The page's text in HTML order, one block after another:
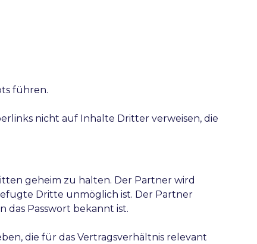
führen.
nicht auf Inhalte Dritter verweisen, die
geheim zu halten. Der Partner wird
Dritte unmöglich ist. Der Partner
Passwort bekannt ist.
die für das Vertragsverhältnis relevant